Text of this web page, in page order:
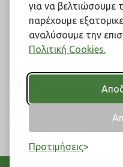
για να βελτιώσουμε
παρέχουμε
αναλύσουμε την
Πολιτική Cookies.
Προτιμήσεις